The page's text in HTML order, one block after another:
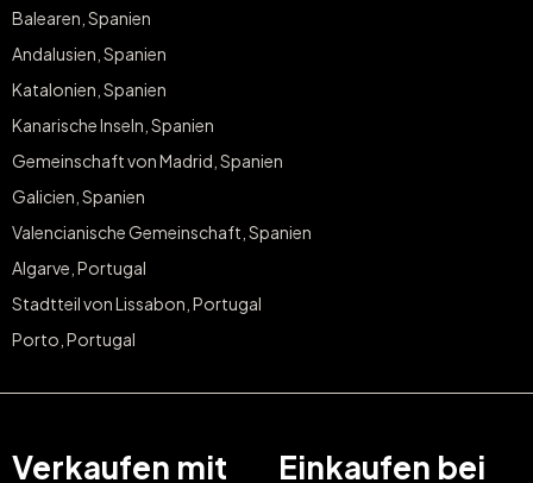
Balearen, Spanien
Andalusien, Spanien
Katalonien, Spanien
Kanarische Inseln, Spanien
Gemeinschaft von Madrid, Spanien
Galicien, Spanien
Valencianische Gemeinschaft, Spanien
Algarve, Portugal
Stadtteil von Lissabon, Portugal
Porto, Portugal
Verkaufen mit
Einkaufen bei